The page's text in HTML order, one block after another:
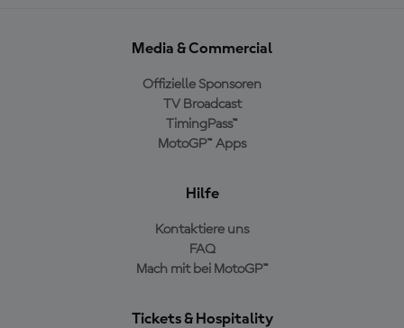
Media & Commercial
Offizielle Sponsoren
TV Broadcast
TimingPass™
MotoGP™ Apps
Hilfe
Kontaktiere uns
FAQ
Mach mit bei MotoGP™
Tickets & Hospitality